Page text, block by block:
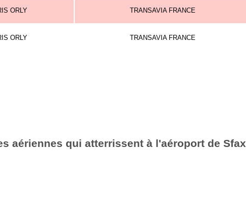
ORLY TRANSAVIA FRANCE
ORLY TRANSAVIA FRANCE
aériennes qui atterrissent à l'aéroport de